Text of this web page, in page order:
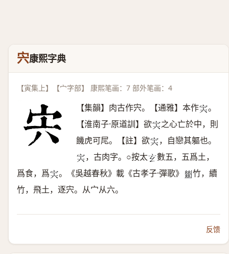
宍康熙字典
【寅集上】【宀字部】 康熙笔画：7 部外笔画：4
【集韻】肉古作宍。【通雅】本作𡧢 。
【淮南子·原道訓】欲𡧢 之心亡於中，則
饑虎可㞑。【註】欲𡧢 ，自戀其軀也。
𡧢 ，古肉字。○按太𤣥 數五，五爲土，
爲食，爲𡧢 。《吳越春秋》載《古孝子·彈歌》 𢇍 竹，續
竹，飛土，逐宍。从宀从六。
反馈